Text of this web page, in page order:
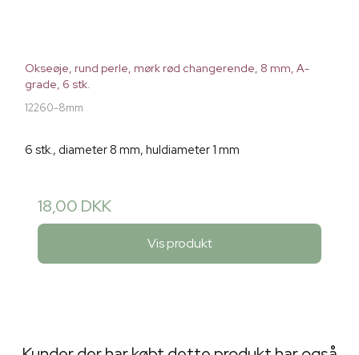
Okseøje, rund perle, mørk rød changerende, 8 mm, A-
grade, 6 stk.
12260-8mm
6 stk., diameter 8 mm, huldiameter 1 mm
18,00 DKK
Vis produkt